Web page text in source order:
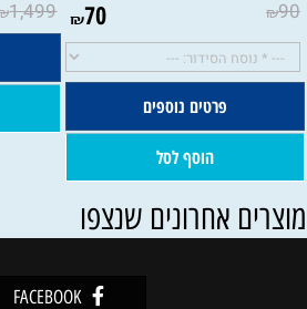
₪90
₪70
פרטים נוספים
הוסף לסל
₪1,499
אחרונים שנצפו
FACEBOOK